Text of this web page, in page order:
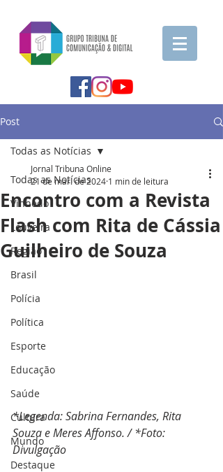
Post
Todas as Notícias
Vinhedo
Louveira
Região
Brasil
Polícia
Política
Esporte
Educação
Saúde
Cultura
Mundo
Destaque
Todas as Notícias
Encontro com a Revista
Flash com Rita de Cássia
Guilheiro de Souza
Jornal Tribuna Online
21 de mar. de 2024 1 min de leitura
*Legenda: Sabrina Fernandes, Rita
Souza e Meres Affonso. / *Foto:
Divulgação